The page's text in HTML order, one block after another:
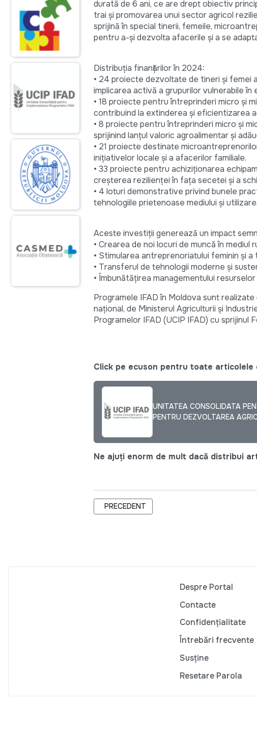
durată de 6 ani, ce are drept obiectiv
trai și promovarea unui sector agricol
sprijină în special tinerii, femeile,
pentru a-și dezvolta afacerile și a se
Distribuția finanțărilor în 2024:
• 24 proiecte dezvoltate de tineri și femei
implicarea activă a grupurilor vulnerabile în
• 18 proiecte pentru întreprinderi micro și
contribuind la extinderea și eficientizarea
• 8 proiecte pentru întreprinderi micro și
sprijinind lanțul valoric agroalimentar și
• 21 proiecte destinate
inițiativelor locale și a afacerilor familiale.
• 33 proiecte pentru achiziționarea
creșterea rezilienței în fața secetei și a
• 4 loturi demonstrative privind bunele
tehnologiile prietenoase mediului și
Aceste investiții generează un impact
• Crearea de noi locuri de muncă în mediul
• Stimularea antreprenoriatului feminin și a
• Transferul de tehnologii moderne și
• Îmbunătățirea managementului
Programele IFAD în Moldova sunt
național, de Ministerul Agriculturii și
Programelor IFAD (UCIP IFAD) cu
Click pe ecuson pentru toate articolele
UNITATEA CONSOLIDATA
PENTRU DEZVOLTAREA
Ne ajuți enorm de mult dacă distribui
ARTICOL PRECEDENT: LA CĂUȘENI A FOST
PRECEDENT
Despre Portal
Contacte
Confidențialitate
Întrebări frecvente
Susține
Resetare Parola